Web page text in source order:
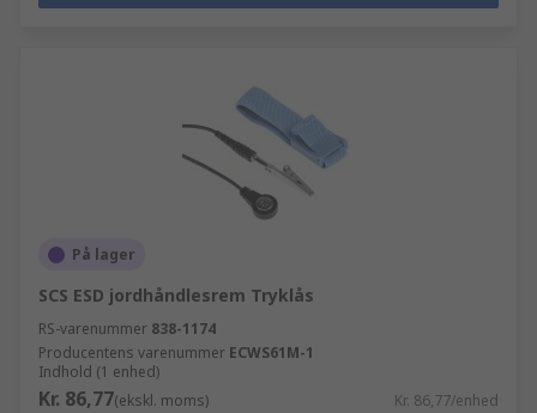
På lager
SCS ESD jordhåndlesrem Tryklås
RS-varenummer 838-1174
Producentens varenummer ECWS61M-1
Indhold (1 enhed)
Kr. 86,77(ekskl. moms) Kr. 86,77/enhed